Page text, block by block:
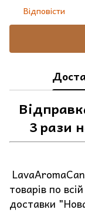
Відповісти
3 рази
товарів по
доставки